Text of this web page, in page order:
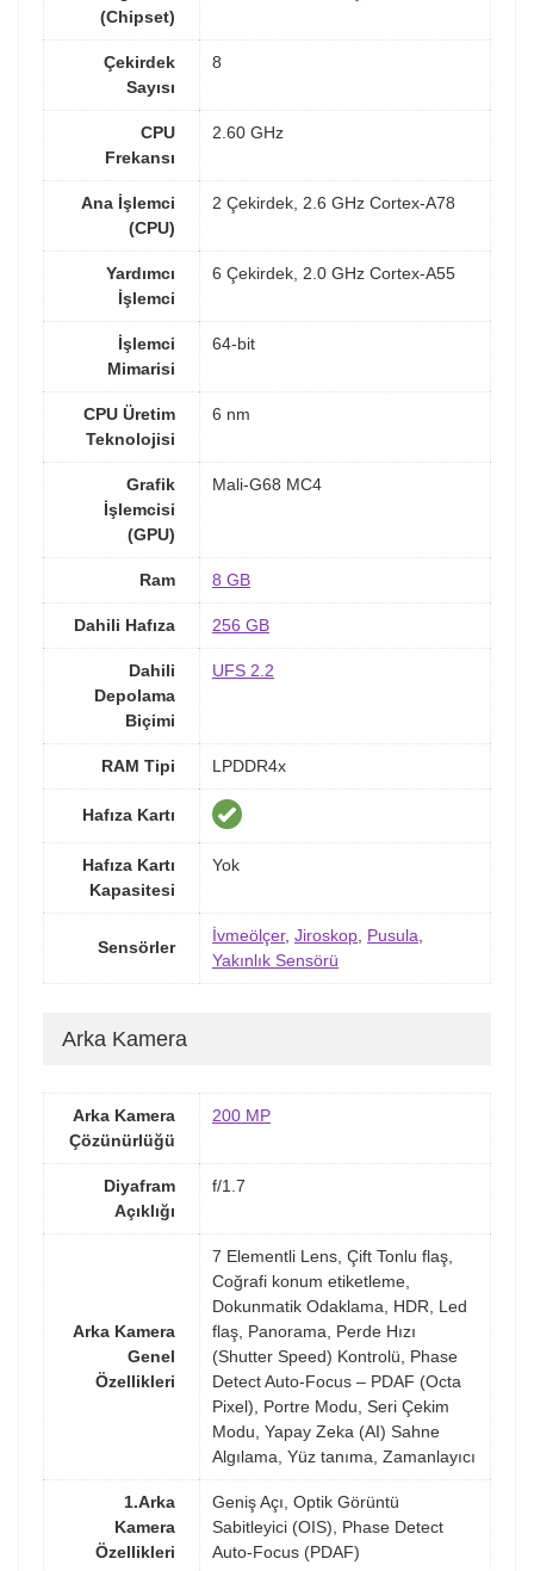
(Chipset)
Çekirdek
Sayısı
8
CPU
Frekansı
2.60 GHz
Ana İşlemci
(CPU)
2 Çekirdek, 2.6 GHz Cortex-A78
Yardımcı
İşlemci
6 Çekirdek, 2.0 GHz Cortex-A55
İşlemci
Mimarisi
64-bit
CPU Üretim
Teknolojisi
6 nm
Grafik
İşlemcisi
(GPU)
Mali-G68 MC4
Ram 8 GB
Dahili Hafıza 256 GB
Dahili
Depolama
Biçimi
UFS 2.2
RAM Tipi LPDDR4x
Hafıza Kartı
Hafıza Kartı
Kapasitesi
Yok
Sensörler
İvmeölçer, Jiroskop, Pusula,
Yakınlık Sensörü
Arka Kamera
Arka Kamera
Çözünürlüğü
200 MP
Diyafram
Açıklığı
f/1.7
Arka Kamera
Genel
Özellikleri
7 Elementli Lens, Çift Tonlu flaş,
Coğrafi konum etiketleme,
Dokunmatik Odaklama, HDR, Led
flaş, Panorama, Perde Hızı
(Shutter Speed) Kontrolü, Phase
Detect Auto-Focus – PDAF (Octa
Pixel), Portre Modu, Seri Çekim
Modu, Yapay Zeka (AI) Sahne
Algılama, Yüz tanıma, Zamanlayıcı
1.Arka
Kamera
Özellikleri
Geniş Açı, Optik Görüntü
Sabitleyici (OIS), Phase Detect
Auto-Focus (PDAF)